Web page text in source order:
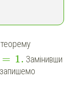
= 1. Замінивши
запишемо